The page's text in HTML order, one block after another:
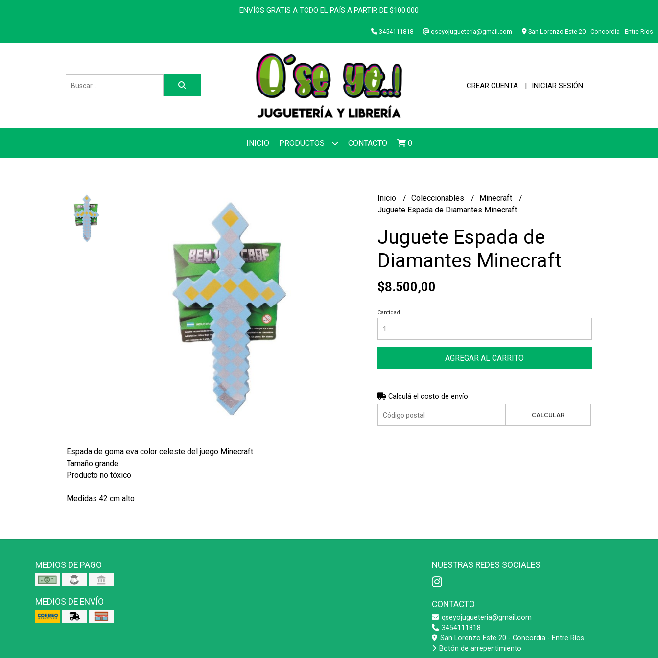
ENVÍOS GRATIS A TODO EL PAÍS A PARTIR DE $100.000
3454111818 qseyojugueteria@gmail.com San Lorenzo Este 20 - Concordia - Entre Ríos
CREAR CUENTA INICIAR SESIÓN
INICIO PRODUCTOS CONTACTO 0
Espada de goma eva color celeste del juego Minecraft
Tamaño grande
Producto no tóxico
Medidas 42 cm alto
Inicio Coleccionables
Minecraft
Juguete Espada de Diamantes Minecraft
Juguete Espada de
Diamantes Minecraft
$8.500,00
Cantidad
AGREGAR AL CARRITO
Calculá el costo de envío
CALCULAR
MEDIOS DE PAGO
MEDIOS DE ENVÍO
NUESTRAS REDES SOCIALES
CONTACTO
qseyojugueteria@gmail.com
3454111818
San Lorenzo Este 20 - Concordia - Entre Ríos
Botón de arrepentimiento